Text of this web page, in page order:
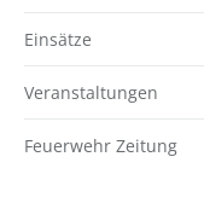
Einsätze
Veranstaltungen
Feuerwehr Zeitung